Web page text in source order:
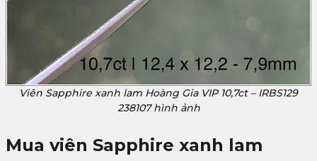
Viên Sapphire xanh lam Hoàng Gia VIP 10,7ct – IRBS129
238107 hình ảnh
Mua viên Sapphire xanh lam